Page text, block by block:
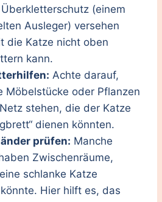
(einem
Ausleger) versehen
die Katze nicht oben
kann.
Achte darauf,
Möbelstücke oder Pflanzen
stehen, die der Katze
dienen könnten.
prüfen: Manche
Zwischenräume,
schlanke Katze
Hier hilft es, das